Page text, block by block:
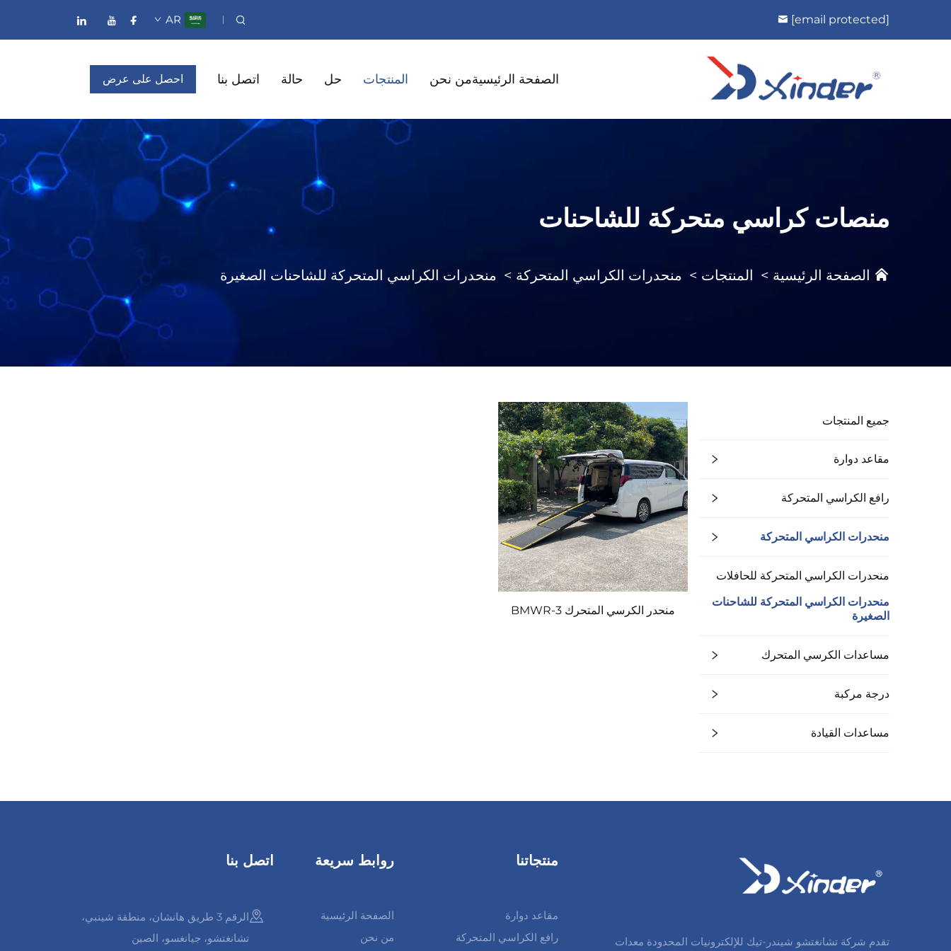
[email protected]
AR
الصفحة الرئيسيةمن نحن المنتجات حل حالة اتصل بنا احصل على عرض
منصات كراسي متحركة للشاحنات
الصفحة الرئيسية > المنتجات > منحدرات الكراسي المتحركة > منحدرات الكراسي المتحركة للشاحنات الصغيرة
جميع المنتجات
مقاعد دوارة
رافع الكراسي المتحركة
منحدرات الكراسي المتحركة
منحدرات الكراسي المتحركة للحافلات
منحدرات الكراسي المتحركة للشاحنات
الصغيرة
مساعدات الكرسي المتحرك
درجة مركبة
مساعدات القيادة
منحدر الكرسي المتحرك BMWR-3
تقدم شركة تشانغتشو شيندر-تيك للإلكترونيات المحدودة معدات
منتجاتنا
مقاعد دوارة
رافع الكراسي المتحركة
روابط سريعة
الصفحة الرئيسية
من نحن
اتصل بنا
الرقم 3 طريق هانشان، منطقة شينبي،
تشانغتشو، جيانغسو، الصين